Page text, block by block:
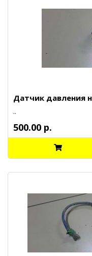
Датчик давления
..
500.00 р.